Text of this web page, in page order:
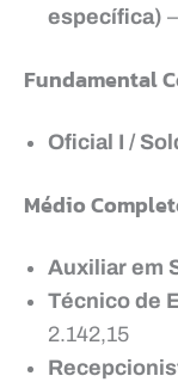
específica)
Fundamental
Oficial I /
Médio
Auxiliar em
Técnico de
2.142,15